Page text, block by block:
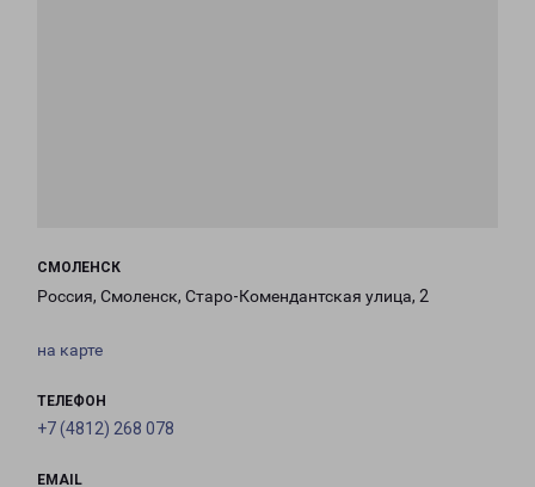
СМОЛЕНСК
Россия, Смоленск, Старо-Комендантская улица, 2
на карте
ТЕЛЕФОН
+7 (4812) 268 078
EMAIL